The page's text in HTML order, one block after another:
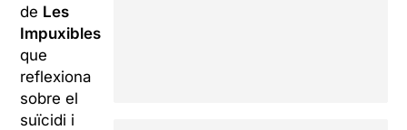
de Les
Impuxibles
que
reflexiona
sobre el
suïcidi i